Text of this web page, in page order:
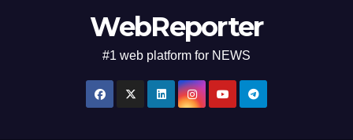
WebReporter
#1 web platform for NEWS